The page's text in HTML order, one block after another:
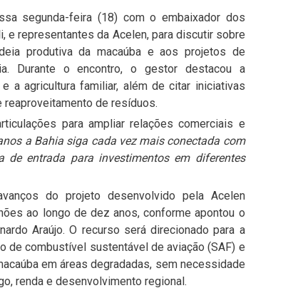
segunda-feira (18) com o embaixador dos
e representantes da Acelen, para discutir sobre
produtiva da macaúba e aos projetos de
Durante o encontro, o gestor destacou a
a agricultura familiar, além de citar iniciativas
reaproveitamento de resíduos.
para ampliar relações comerciais e
a Bahia siga cada vez mais conectada com
entrada para investimentos em diferentes
do projeto desenvolvido pela Acelen
ao longo de dez anos, conforme apontou o
Araújo. O recurso será direcionado para a
de combustível sustentável de aviação (SAF) e
em áreas degradadas, sem necessidade
renda e desenvolvimento regional.